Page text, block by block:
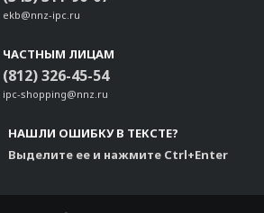
ekb@nnz-ipc.ru
ЧАСТНЫМ ЛИЦАМ
(812) 326-45-54
ipc-shopping@nnz.ru
НАШЛИ ОШИБКУ В ТЕКСТЕ?
Выделите ее и нажмите Ctrl+Enter